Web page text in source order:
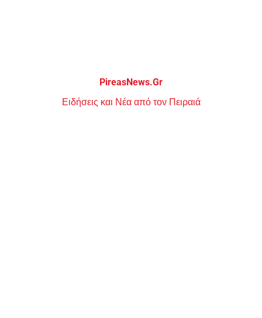
PireasNews.Gr
Ειδήσεις και Νέα από τον Πειραιά